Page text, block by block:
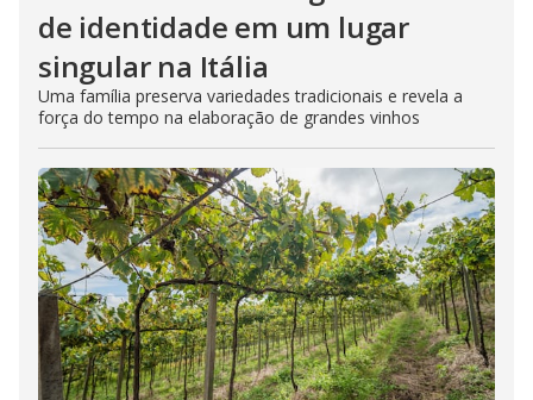
de identidade em um lugar
singular na Itália
Uma família preserva variedades tradicionais e revela a
força do tempo na elaboração de grandes vinhos